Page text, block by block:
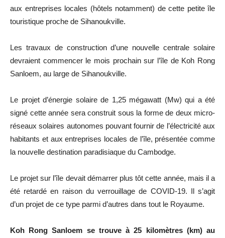
aux entreprises locales (hôtels notamment) de cette petite île
touristique proche de Sihanoukville.
Les travaux de construction d’une nouvelle centrale solaire
devraient commencer le mois prochain sur l’île de Koh Rong
Sanloem, au large de Sihanoukville.
Le projet d’énergie solaire de 1,25 mégawatt (Mw) qui a été
signé cette année sera construit sous la forme de deux micro-
réseaux solaires autonomes pouvant fournir de l’électricité aux
habitants et aux entreprises locales de l’île, présentée comme
la nouvelle destination paradisiaque du Cambodge.
Le projet sur l’île devait démarrer plus tôt cette année, mais il a
été retardé en raison du verrouillage de COVID-19. Il s’agit
d’un projet de ce type parmi d’autres dans tout le Royaume.
Koh Rong Sanloem se trouve à 25 kilomètres (km) au